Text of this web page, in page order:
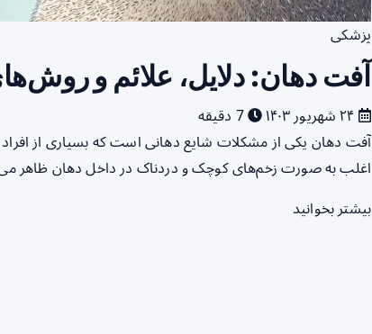
پزشکی
آفت دهان: دلایل، علائم و
7 دقیقه
آفت دهان یکی از مشکلات شایع دهانی است که بسیاری از
اغلب به صورت زخم‌های کوچک و دردناک در داخل دهان ظاهر
بیشتر بخوانید